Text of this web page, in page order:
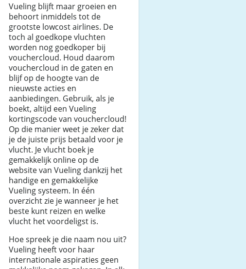
Vueling blijft maar groeien en
behoort inmiddels tot de
grootste lowcost airlines. De
toch al goedkope vluchten
worden nog goedkoper bij
vouchercloud. Houd daarom
vouchercloud in de gaten en
blijf op de hoogte van de
nieuwste acties en
aanbiedingen. Gebruik, als je
boekt, altijd een Vueling
kortingscode van vouchercloud!
Op die manier weet je zeker dat
je de juiste prijs betaald voor je
vlucht. Je vlucht boek je
gemakkelijk online op de
website van Vueling dankzij het
handige en gemakkelijke
Vueling systeem. In één
overzicht zie je wanneer je het
beste kunt reizen en welke
vlucht het voordeligst is.
Hoe spreek je die naam nou uit?
Vueling heeft voor haar
internationale aspiraties geen